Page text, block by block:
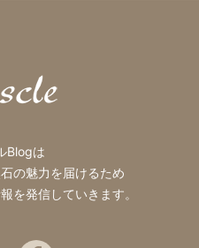
Blogは
の魅力を届けるため
を発信していきます。